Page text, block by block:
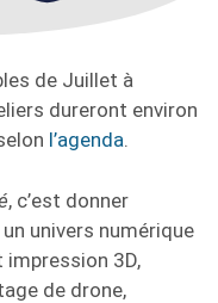
de Juillet à
dureront environ
l’agenda.
, c’est donner
univers numérique
impression 3D,
de drone,